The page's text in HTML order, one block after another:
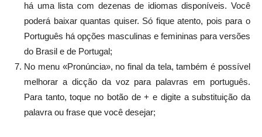
há uma lista com dezenas de idiomas disponíveis. Você
poderá baixar quantas quiser. Só fique atento, pois para o
Português há opções masculinas e femininas para versões
do Brasil e de Portugal;
No menu «Pronúncia», no final da tela, também é possível
melhorar a dicção da voz para palavras em português.
Para tanto, toque no botão de + e digite a substituição da
palavra ou frase que você desejar;